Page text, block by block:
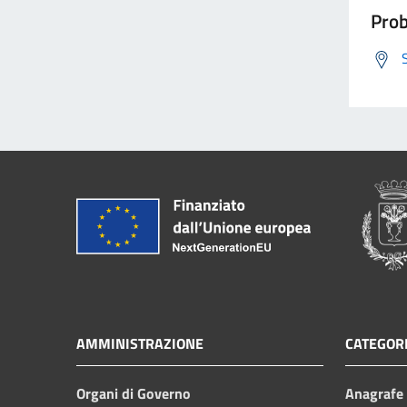
AMMINISTRAZIONE
Organi di Governo